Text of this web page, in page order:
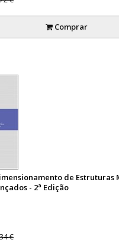
Comprar
de Estruturas
- 2ª Edição
€